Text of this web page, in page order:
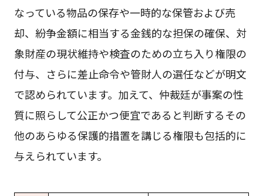
なっている物品の保存や一時的な保管および売
却、紛争金額に相当する金銭的な担保の確保、対
象財産の現状維持や検査のための立ち入り権限の
付与、さらに差止命令や管財人の選任などが明文
で認められています。加えて、仲裁廷が事案の性
質に照らして公正かつ便宜であると判断するその
他のあらゆる保護的措置を講じる権限も包括的に
与えられています。